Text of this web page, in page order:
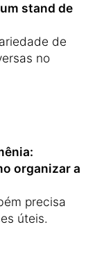
stand de
de
no
organizar a
precisa
úteis.